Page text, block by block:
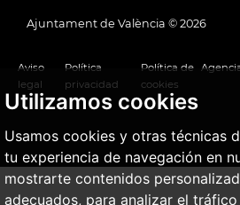
Utilizamos cookies
Usamos cookies y otras técnicas
tu experiencia de navegación en
mostrarte contenidos
adecuados, para analizar el
Ajuntament de València © 2026
Aviso
legal
Política
privacidad
Política de
cookies